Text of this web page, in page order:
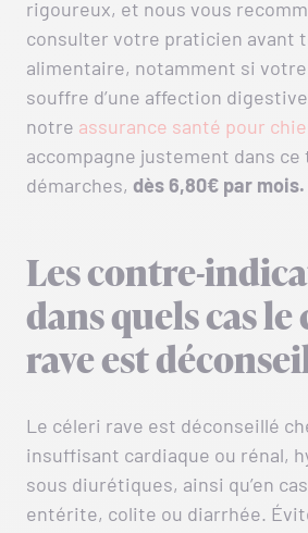
rigoureux, et nous vous
consulter votre praticien avant
alimentaire, notamment si
souffre d’une affection
notre assurance santé pour
accompagne justement dans ce
démarches, dès 6,80€ par mois.
Les contre-
dans quels cas le
rave est
Le céleri rave est déconseillé
insuffisant cardiaque ou rénal,
sous diurétiques, ainsi qu’en
entérite, colite ou diarrhée.